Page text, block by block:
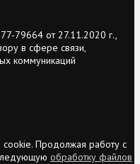
79664 от 27.11.2020 г.,
в сфере связи,
коммуникаций
cookie. Продолжая работу с
обработку файлов